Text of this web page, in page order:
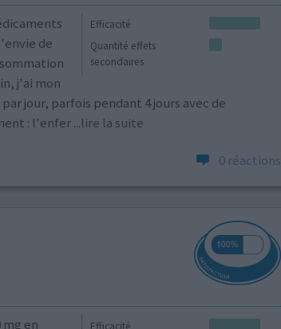
Efficacité
Quantité effets
secondaires
de
j'ai mon
jour, parfois pendant 4 jours avec de
: l'enfer...lire la suite
0 réactions
Efficacité
en